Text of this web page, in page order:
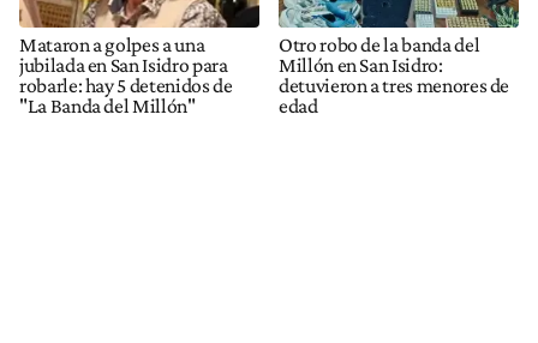
Mataron a golpes a una
jubilada en San Isidro para
robarle: hay 5 detenidos de
"La Banda del Millón"
Otro robo de la banda del
Millón en San Isidro:
detuvieron a tres menores de
edad